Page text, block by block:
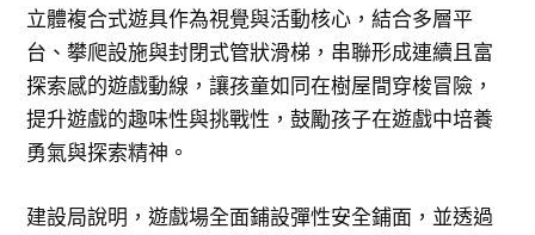
立體複合式遊具作為視覺與活動核心，結合多層平
台、攀爬設施與封閉式管狀滑梯，串聯形成連續且富
探索感的遊戲動線，讓孩童如同在樹屋間穿梭冒險，
提升遊戲的趣味性與挑戰性，鼓勵孩子在遊戲中培養
勇氣與探索精神。
建設局說明，遊戲場全面鋪設彈性安全鋪面，並透過